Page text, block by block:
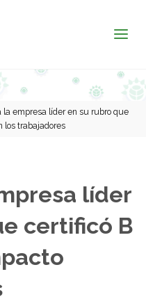
la empresa líder en su rubro que
los trabajadores
líder
certificó B